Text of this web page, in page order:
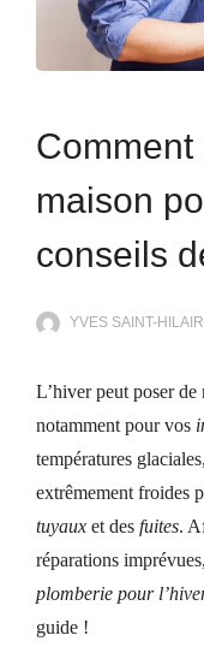
Comment
maison
conseils
YVES SAINT-
L’hiver peut poser
notamment pour vos
températures
extrêmement froides
tuyaux et des fuites.
réparations
plomberie pour
guide !